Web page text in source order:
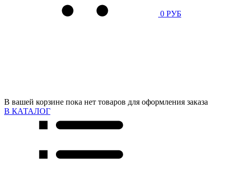
0 РУБ
В вашей корзине пока нет товаров для оформления заказа
В КАТАЛОГ